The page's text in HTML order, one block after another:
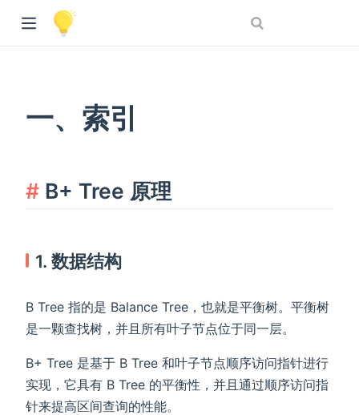
一、索引
B+ Tree 原理
1. 数据结构
B Tree 指的是 Balance Tree，也就是平衡树。平衡树
是一颗查找树，并且所有叶子节点位于同一层。
B+ Tree 是基于 B Tree 和叶子节点顺序访问指针进行
实现，它具有 B Tree 的平衡性，并且通过顺序访问指
针来提高区间查询的性能。